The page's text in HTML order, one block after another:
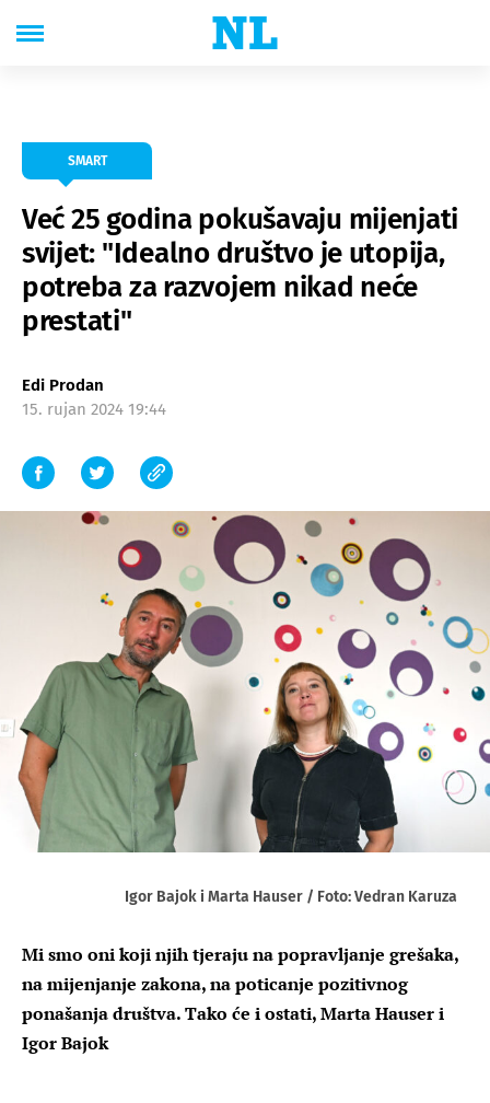
SMART
Već 25 godina pokušavaju mijenjati
svijet: "Idealno društvo je utopija,
potreba za razvojem nikad neće
prestati"
Edi Prodan
15. rujan 2024 19:44
Igor Bajok i Marta Hauser / Foto: Vedran Karuza
Mi smo oni koji njih tjeraju na popravljanje grešaka,
na mijenjanje zakona, na poticanje pozitivnog
ponašanja društva. Tako će i ostati, Marta Hauser i
Igor Bajok